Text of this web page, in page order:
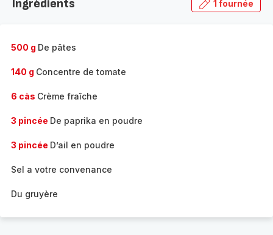
gamme
Ingrédients 1 fournée
500 g De pâtes
140 g Concentre de tomate
6 càs Crème fraîche
3 pincée De paprika en poudre
3 pincée D’ail en poudre
Sel a votre convenance
Du gruyère